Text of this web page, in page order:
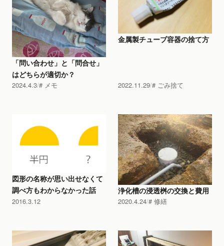
「問い合わせ」と「問合せ」
はどちらが適切か？
2024.4.3 メモ
金属製チューブ容器の捨て方
2022.11.29 ごみ捨て
図形の名称が思い出せなくて
調べ方もわからなかった話
2016.3.12
浄化槽の浸透桝の交換と費用
2020.4.24 修繕